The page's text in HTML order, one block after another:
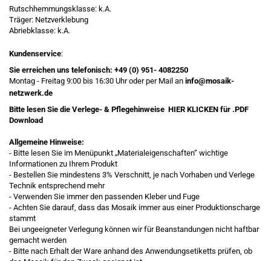
Rutschhemmungsklasse: k.A.
Träger: Netzverklebung
Abriebklasse: k.A.
Kundenservice:
Sie erreichen uns telefonisch: +49 (0) 951- 4082250
Montag - Freitag 9:00 bis 16:30 Uhr oder per Mail an info@mosaik-
netzwerk.de
Bitte lesen Sie die Verlege- & Pflegehinweise HIER KLICKEN für .PDF
Download
Allgemeine Hinweise:
- Bitte lesen Sie im Menüpunkt „Materialeigenschaften“ wichtige
Informationen zu Ihrem Produkt
- Bestellen Sie mindestens 3% Verschnitt, je nach Vorhaben und Verlege
Technik entsprechend mehr
- Verwenden Sie immer den passenden Kleber und Fuge
- Achten Sie darauf, dass das Mosaik immer aus einer Produktionscharge
stammt
Bei ungeeigneter Verlegung können wir für Beanstandungen nicht haftbar
gemacht werden
- Bitte nach Erhalt der Ware anhand des Anwendungsetiketts prüfen, ob